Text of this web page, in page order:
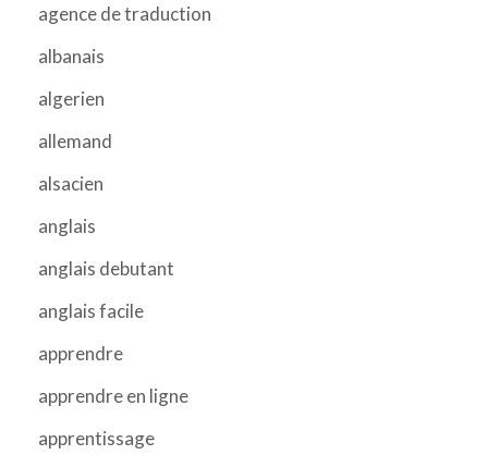
agence de traduction
albanais
algerien
allemand
alsacien
anglais
anglais debutant
anglais facile
apprendre
apprendre en ligne
apprentissage